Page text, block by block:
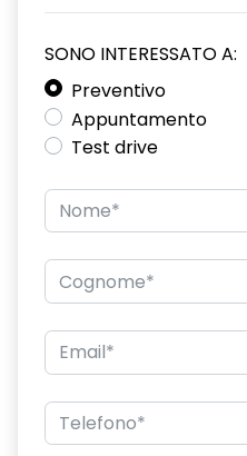
SONO INTERESSATO A:
Preventivo
Appuntamento
Test drive